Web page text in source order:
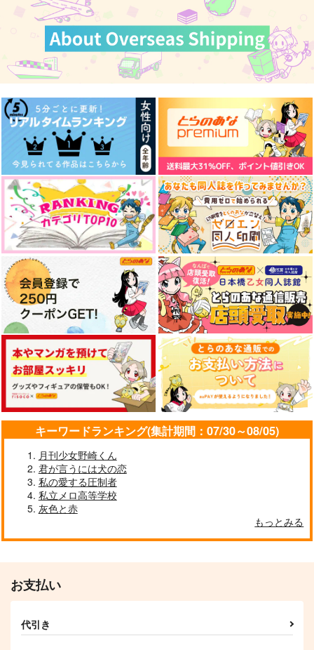
愛洋々！
3,144円（税込）
煉獄杏寿郎×竈門炭治郎
サンプル
作品詳細
片想いとかけまして
みそ漬け
715円（税込）
煉獄杏寿郎×竈門炭治郎
サンプル
作品詳細
お先に失礼します２
いぬをかいたい
（税込）
五条悟×虎杖悠仁
サンプル
作品詳細
カート
星屑の巡り逢い
ざほろてぃー
専売 724円（税込）
魔法使いの約束
カイン×オーエン
サンプル
カート
スイーツよりも甘い言
葉で口説き落として
ある日
専売 629円（税込）
魔法使いの約束
カイン×オーエン
サンプル
カート
オーエン姫と7人の小
人
無限無花果
専売 629円（税込）
魔法使いの約束
カイン×オーエン
サンプル
カート
詩人の八百屋
1,650円（税込）
カイン×オーエン
nap time
629円（税込）
ねこのくにのはなし
高架下でつかまえて
1,100円（税込）
キーワードランキング(集計期間：07/30～08/05)
月刊少女野崎くん
君が言うには犬の恋
私の愛する圧制者
私立メロ高等学校
灰色と赤
もっとみる
お支払い
代引き